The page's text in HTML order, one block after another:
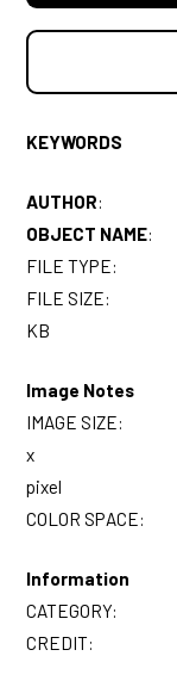
KEYWORDS
AUTHOR:
OBJECT NAME:
FILE TYPE:
FILE SIZE:
KB
Image Notes
IMAGE SIZE:
x
pixel
COLOR SPACE:
Information
CATEGORY:
CREDIT: